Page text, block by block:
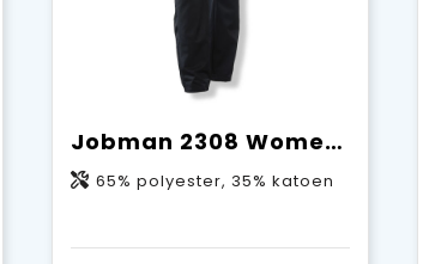
Jobman 2308 Women’s Service Trousers
65% polyester, 35% katoen